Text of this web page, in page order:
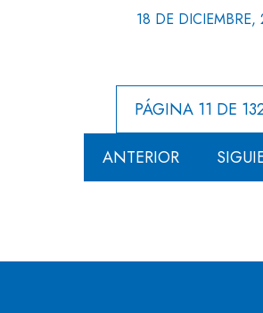
18 DE DICIEMBRE,
PÁGINA 11 DE
ANTERIOR